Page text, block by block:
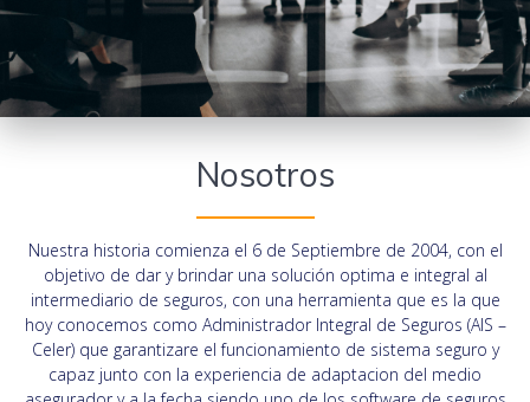
Nosotros
Nuestra historia comienza el 6 de Septiembre de 2004, con el
objetivo de dar y brindar una solución optima e integral al
intermediario de seguros, con una herramienta que es la que
hoy conocemos como Administrador Integral de Seguros (AIS –
Celer) que garantizare el funcionamiento de sistema seguro y
capaz junto con la experiencia de adaptacion del medio